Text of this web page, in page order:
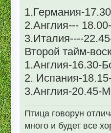
1.Германия-
2.Англия---
3.Италия----
Второй тайм-
1.Англия-16.30-
2. Испания-
3.Англия-20.45-
Птица говорун
много и будет все